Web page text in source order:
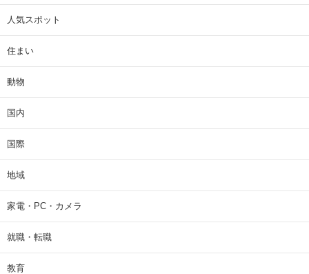
人気スポット
住まい
動物
国内
国際
地域
家電・PC・カメラ
就職・転職
教育